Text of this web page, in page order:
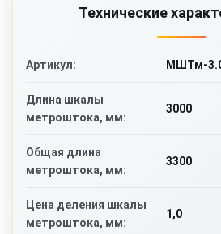
Технические
Артикул: МШТм-
Длина шкалы
метроштока, мм:
3000
Общая длина
метроштока, мм:
3300
Цена деления шкалы
метроштока, мм:
1,0